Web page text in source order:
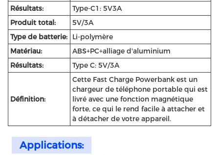
Résultats:
Type-C1: 5V3A
Produit total:
5V/3A
Type de batterie:
Li-polymère
Matériau:
ABS+PC+alliage d'aluminium
Résultats:
Type C: 5V/3A
Définition:
Cette Fast Charge Powerbank est un
chargeur de téléphone portable qui est
livré avec une fonction magnétique
forte, ce qui le rend facile à attacher et
à détacher de votre appareil.
Applications: